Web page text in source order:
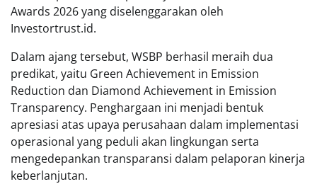
Awards 2026 yang diselenggarakan oleh
Investortrust.id.
Dalam ajang tersebut, WSBP berhasil meraih dua
predikat, yaitu Green Achievement in Emission
Reduction dan Diamond Achievement in Emission
Transparency. Penghargaan ini menjadi bentuk
apresiasi atas upaya perusahaan dalam implementasi
operasional yang peduli akan lingkungan serta
mengedepankan transparansi dalam pelaporan kinerja
keberlanjutan.